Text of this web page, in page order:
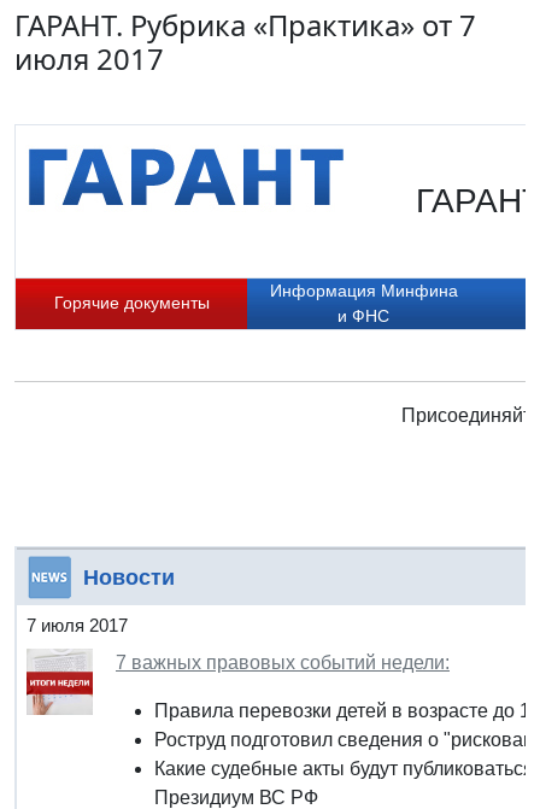
ГАРАНТ. Рубрика «Практика» от 7
июля 2017
Горячие документы
Информация Минфина
и ФНС
Новости
7 июля 2017
7 важных правовых событий недели:
Правила перевозки детей в возрасте до
Роструд подготовил сведения о
Какие судебные акты будут
Президиум ВС РФ